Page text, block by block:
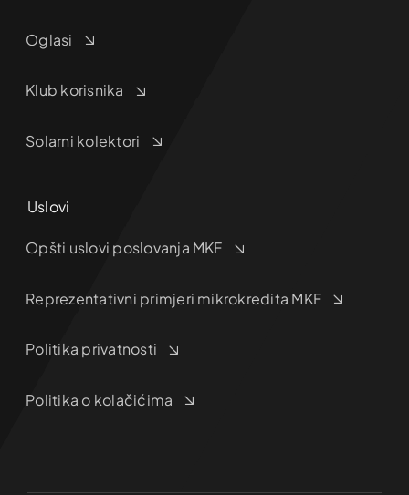
Oglasi
Klub korisnika
Solarni kolektori
Uslovi
Opšti uslovi poslovanja MKF
Reprezentativni primjeri mikrokredita MKF
Politika privatnosti
Politika o kolačićima